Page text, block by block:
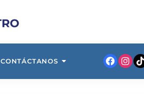
CONTÁCTANOS